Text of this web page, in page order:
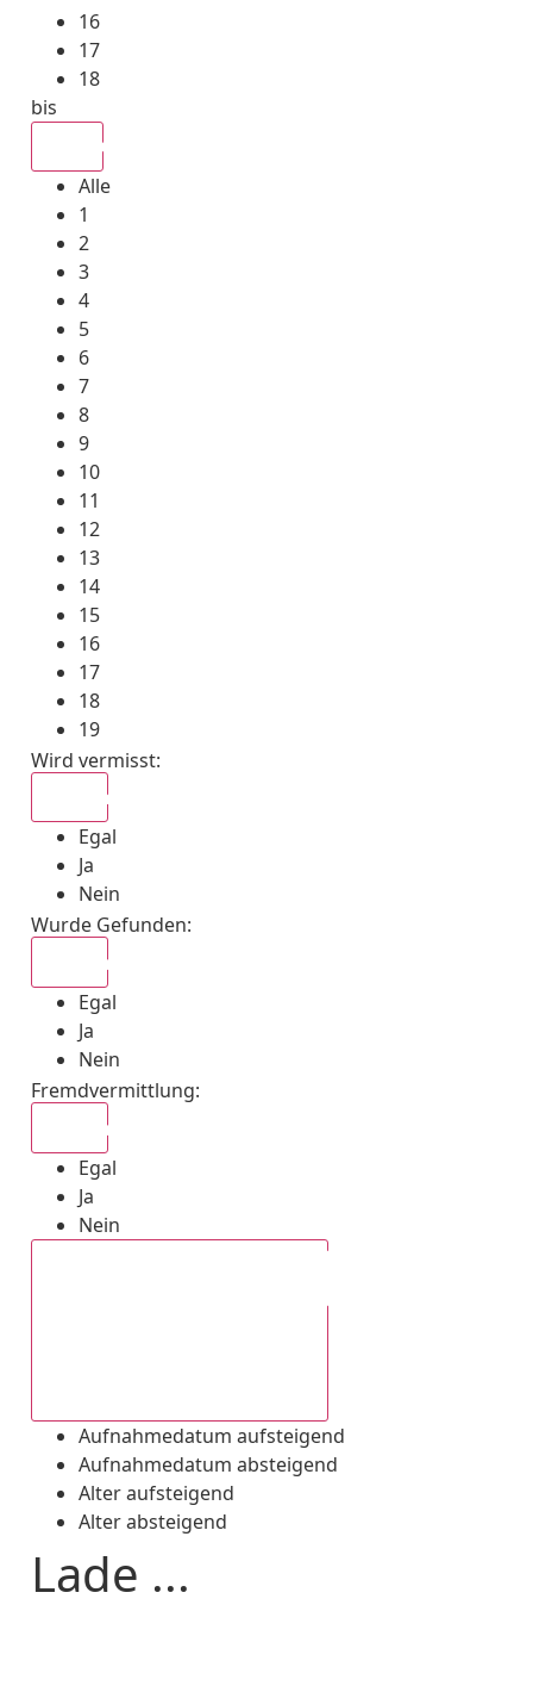
16
17
18
bis
Alle
1
2
3
4
5
6
7
8
9
10
11
12
13
14
15
16
17
18
19
Wird vermisst:
Egal
Ja
Nein
Wurde Gefunden:
Egal
Ja
Nein
Fremdvermittlung:
Egal
Ja
Nein
Aufnahmedatum aufsteigend
Aufnahmedatum absteigend
Alter aufsteigend
Alter absteigend
Lade ...